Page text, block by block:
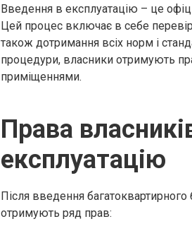
Введення в експлуатацію – це
Цей процес включає в себе
також дотримання всіх норм і
процедури, власники отримують
приміщеннями.
Права
експлуатацію
Після введення
отримують ряд прав: